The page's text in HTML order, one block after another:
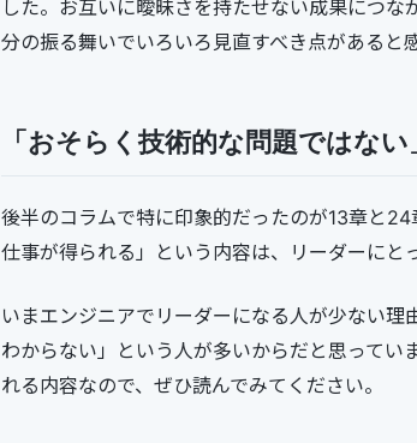
した。お互いに曖昧さを持たせない成果につ
分の振る舞いでいろいろ見直すべき点があると
「おそらく技術的な問題ではない
後半のコラムで特に印象的だったのが13章と
仕事が得られる」という内容は、リーダーにと
いまエンジニアでリーダーになる人が少ない
わからない」という人が多いからだと思ってい
れる内容なので、ぜひ読んでみてください。